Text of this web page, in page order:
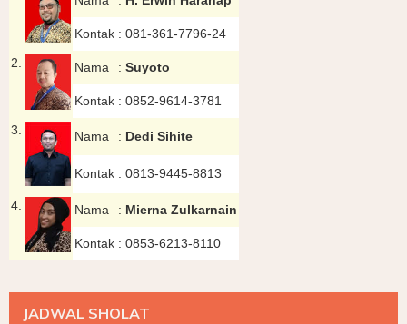
Kontak : 081-361-7796-24
2.
Nama : Suyoto
Kontak : 0852-9614-3781
3.
Nama : Dedi Sihite
Kontak : 0813-9445-8813
4. Nama : Mierna Zulkarnain
Kontak : 0853-6213-8110
JADWAL SHOLAT